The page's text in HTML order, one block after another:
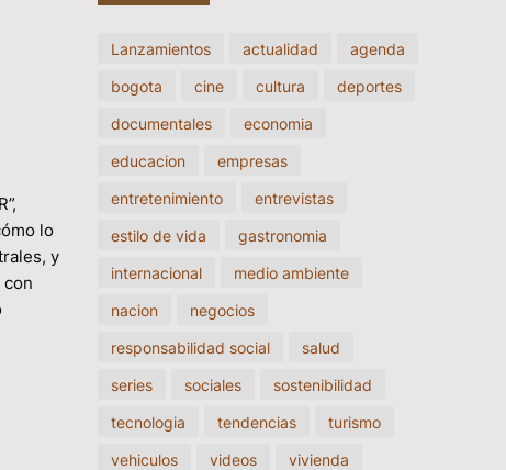
lo
y
con
Lanzamientos actualidad
agenda
bogota
cine cultura
deportes
documentales
economia
educacion
empresas
entretenimiento
entrevistas
estilo de vida
gastronomia
internacional
medio ambiente
nacion
negocios
responsabilidad social
salud
series
sociales
sostenibilidad
tecnologia
tendencias
turismo
vehiculos
videos vivienda